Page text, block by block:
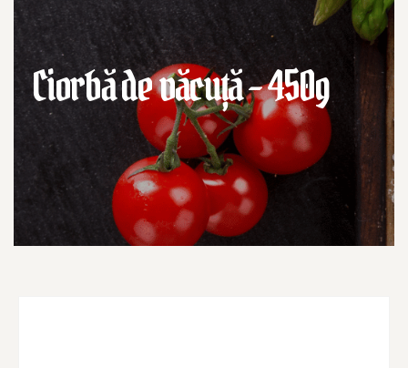
Ciorbă de văcuță – 450g